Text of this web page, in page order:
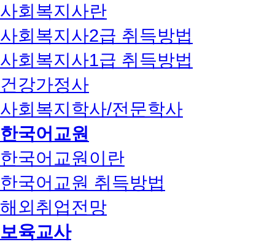
사회복지사란
사회복지사2급 취득방법
사회복지사1급 취득방법
건강가정사
사회복지학사/전문학사
한국어교원
한국어교원이란
한국어교원 취득방법
해외취업전망
보육교사